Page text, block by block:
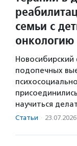
семьи с
онкологию
подопечных
научиться
Статьи · 23.07.2026